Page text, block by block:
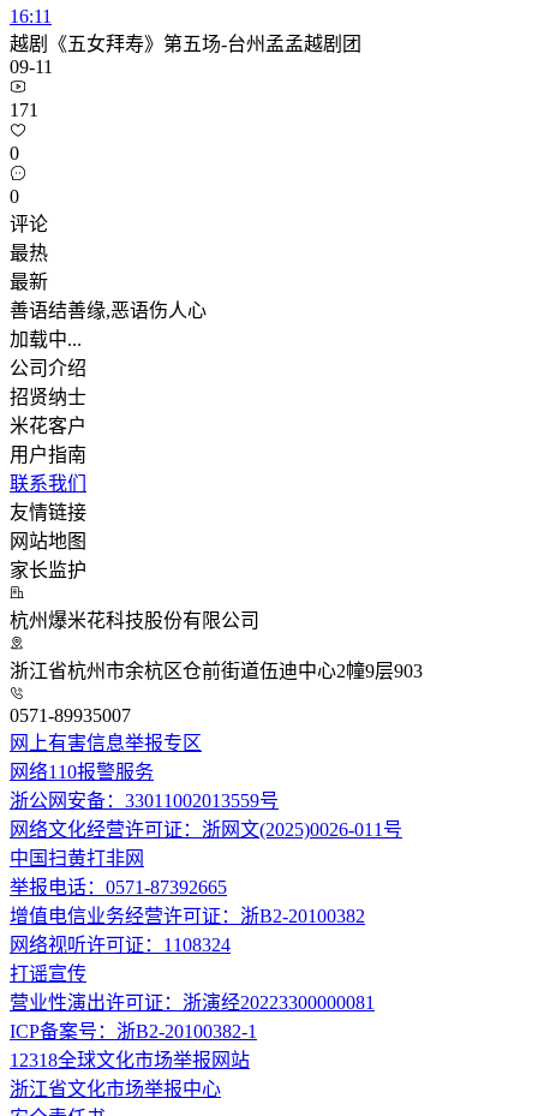
16:11
越剧《五女拜寿》第五场-台州孟孟越剧团
09-11
171
0
0
评论
最热
最新
善语结善缘,恶语伤人心
加载中...
公司介绍
招贤纳士
米花客户
用户指南
联系我们
友情链接
网站地图
家长监护
杭州爆米花科技股份有限公司
浙江省杭州市余杭区仓前街道伍迪中心2幢9层903
0571-89935007
网上有害信息举报专区
网络110报警服务
浙公网安备：33011002013559号
网络文化经营许可证：浙网文(2025)0026-011号
中国扫黄打非网
举报电话：0571-87392665
增值电信业务经营许可证：浙B2-20100382
网络视听许可证：1108324
打谣宣传
营业性演出许可证：浙演经20223300000081
ICP备案号：浙B2-20100382-1
12318全球文化市场举报网站
浙江省文化市场举报中心